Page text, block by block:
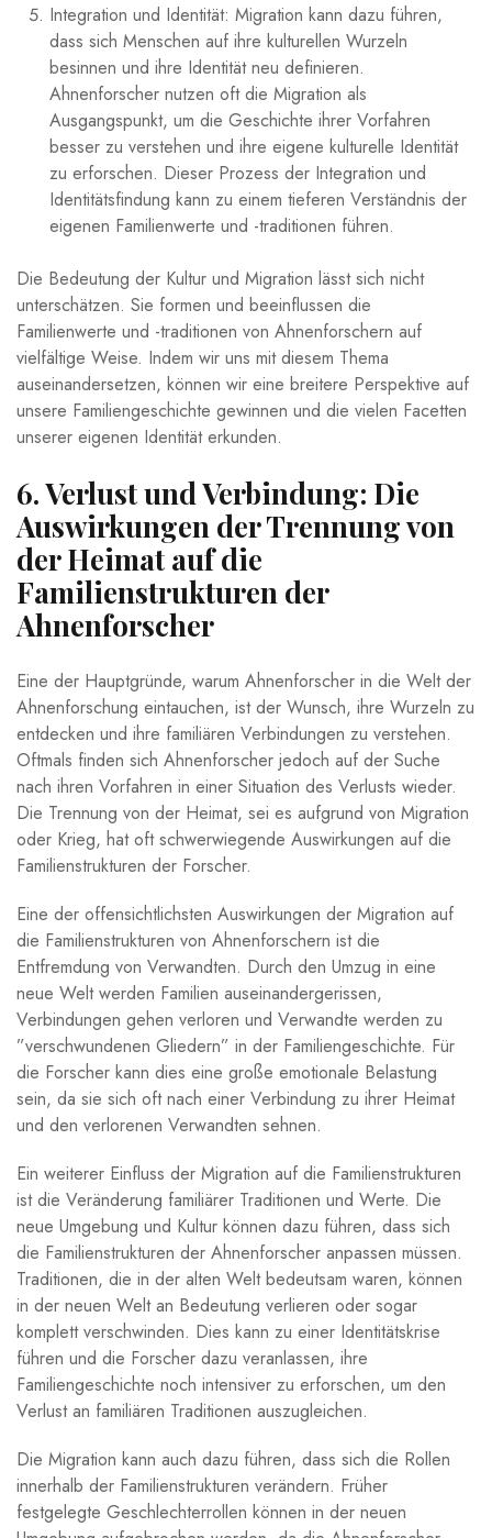
Integration und‌ Identität: Migration kann dazu führen,
dass sich Menschen auf ihre kulturellen Wurzeln
besinnen und ihre Identität neu definieren.
Ahnenforscher nutzen oft​ die ‍Migration als
Ausgangspunkt, um die Geschichte ihrer ‍Vorfahren
besser zu verstehen ‌und ⁣ihre eigene kulturelle Identität
zu​ erforschen. ⁣Dieser Prozess ​der⁤ Integration und
Identitätsfindung kann zu einem tieferen Verständnis der
eigenen ​Familienwerte und -traditionen führen.
Die Bedeutung der Kultur und Migration lässt sich ‌nicht⁤
unterschätzen. Sie ⁣formen und beeinflussen die
Familienwerte und -traditionen von ⁣Ahnenforschern⁣ auf
vielfältige Weise.⁣ Indem wir ‍uns mit diesem Thema
auseinandersetzen, können wir eine ⁢breitere Perspektive auf
unsere ⁤Familiengeschichte gewinnen und ‍die ‌vielen Facetten​
unserer eigenen Identität ⁤erkunden.
6. Verlust und Verbindung:⁣ Die
Auswirkungen⁤ der Trennung ‌von
der ‍Heimat ⁤auf die
Familienstrukturen​ der
Ahnenforscher
Eine der⁣ Hauptgründe,‌ warum ‍Ahnenforscher in die Welt der
Ahnenforschung eintauchen, ist der Wunsch, ihre⁢ Wurzeln zu
entdecken und ihre familiären⁤ Verbindungen zu‍ verstehen.
Oftmals finden sich Ahnenforscher jedoch auf ⁢der Suche
‍nach ‍ihren Vorfahren ⁢in einer Situation ⁤des Verlusts wieder.
Die Trennung von der Heimat, sei es aufgrund von Migration
⁢oder Krieg, hat oft schwerwiegende Auswirkungen auf die
Familienstrukturen der Forscher.
Eine‍ der offensichtlichsten ⁢Auswirkungen ​der Migration‌ auf
die Familienstrukturen von Ahnenforschern⁢ ist die
Entfremdung von⁢ Verwandten. Durch den Umzug in eine ​
neue Welt werden⁢ Familien auseinandergerissen,
‍Verbindungen gehen verloren und ‍Verwandte werden zu
⁤”verschwundenen Gliedern” in der Familiengeschichte. Für
⁢die Forscher kann dies eine ​große emotionale Belastung
sein, da⁤ sie sich oft nach ‌einer Verbindung zu ihrer Heimat
und den verlorenen Verwandten sehnen.
Ein⁢ weiterer Einfluss der Migration auf die ⁣Familienstrukturen
ist die Veränderung‍ familiärer Traditionen und Werte. Die
⁢neue Umgebung ‌und Kultur können dazu führen, dass sich
die ⁢Familienstrukturen der Ahnenforscher ​anpassen ‌müssen.
Traditionen, die in⁢ der alten⁣ Welt ​bedeutsam waren, können
in der neuen Welt an Bedeutung‌ verlieren oder sogar
komplett verschwinden. ‍Dies kann zu einer Identitätskrise
führen und die ‍Forscher dazu veranlassen, ihre
Familiengeschichte noch intensiver zu erforschen, um⁤ den
Verlust an familiären Traditionen ​auszugleichen.
Die Migration kann‌ auch dazu führen, dass sich die Rollen
innerhalb der Familienstrukturen verändern. Früher
festgelegte Geschlechterrollen können in⁢ der neuen